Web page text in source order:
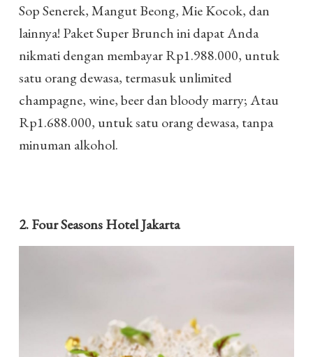
Sop Senerek, Mangut Beong, Mie Kocok, dan
lainnya! Paket Super Brunch ini dapat Anda
nikmati dengan membayar Rp1.988.000, untuk
satu orang dewasa, termasuk unlimited
champagne, wine, beer dan bloody marry; Atau
Rp1.688.000, untuk satu orang dewasa, tanpa
minuman alkohol.
2. Four Seasons Hotel Jakarta